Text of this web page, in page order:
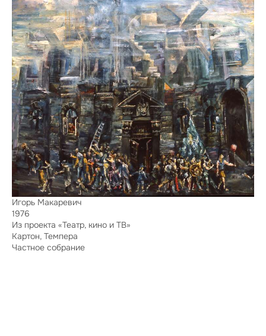
Игорь Макаревич
1976
Из проекта «Театр, кино и ТВ»
Картон, Темпера
Частное собрание